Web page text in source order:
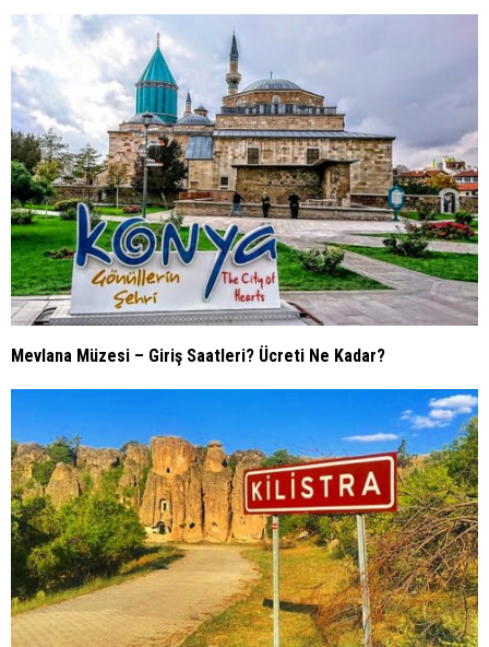
Mevlana Müzesi – Giriş Saatleri? Ücreti Ne Kadar?